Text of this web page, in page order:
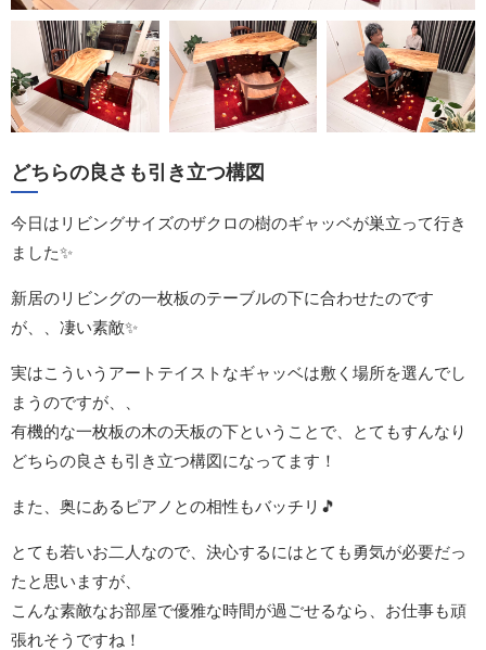
どちらの良さも引き立つ構図
今日はリビングサイズのザクロの樹のギャッベが巣立って行き
ました✨
新居のリビングの一枚板のテーブルの下に合わせたのです
が、、凄い素敵✨
実はこういうアートテイストなギャッベは敷く場所を選んでし
まうのですが、、
有機的な一枚板の木の天板の下ということで、とてもすんなり
どちらの良さも引き立つ構図になってます！
また、奥にあるピアノとの相性もバッチリ🎵
とても若いお二人なので、決心するにはとても勇気が必要だっ
たと思いますが、
こんな素敵なお部屋で優雅な時間が過ごせるなら、お仕事も頑
張れそうですね！